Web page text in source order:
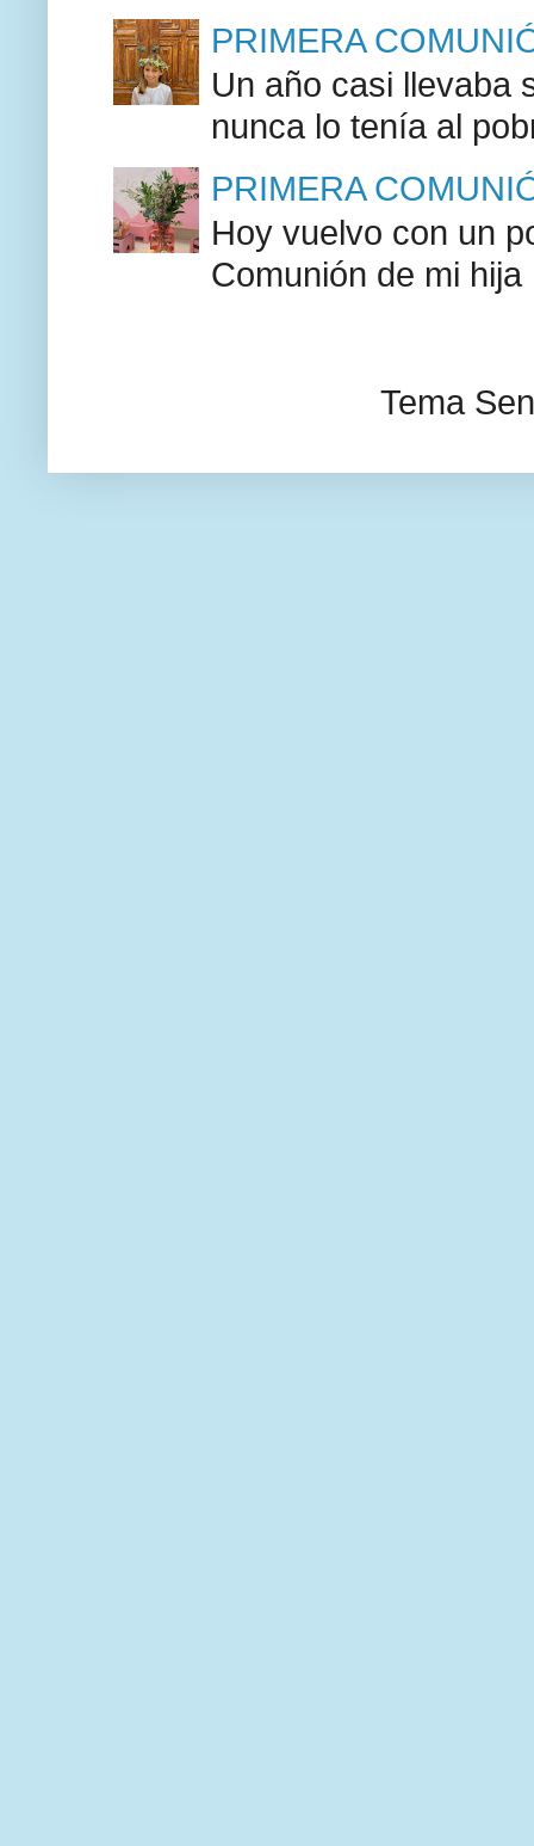
PRIMERA
Un año casi llevaba
nunca lo tenía al
PRIMERA
Hoy vuelvo con un
Comunión de mi
Tema